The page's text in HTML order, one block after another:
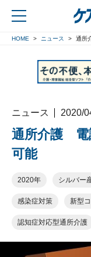
HOME ニュース 通所
ニュース 2020/
通所介護 電
可能
2020年 シルバー
感染症対策 新型
認知症対応型通所介護